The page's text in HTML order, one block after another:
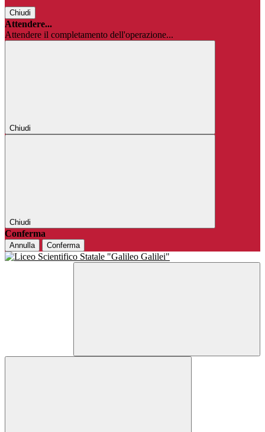
Chiudi
Attendere...
Attendere il completamento dell'operazione...
Chiudi
Chiudi
Conferma
Annulla Conferma